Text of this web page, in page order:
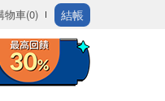
物車(0) 結帳